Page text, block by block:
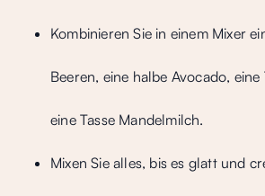
Kombinieren Sie in einem Mixer
Beeren, eine halbe Avocado, eine
eine Tasse Mandelmilch.
Mixen Sie alles, bis es glatt und